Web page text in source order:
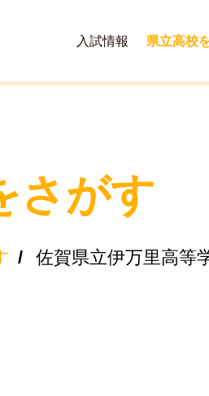
入試情報 県立高校
さがす
/ 佐賀県立伊万里高等